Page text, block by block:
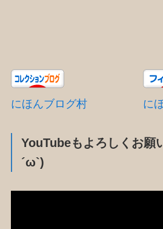
にほんブログ村 に
YouTubeもよろしくお願
´ω`)